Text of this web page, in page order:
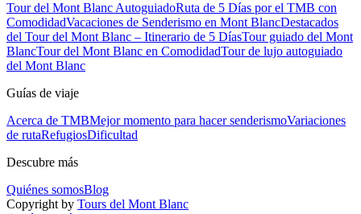
Tour del Mont Blanc AutoguiadoRuta de 5 Días por el TMB con
ComodidadVacaciones de Senderismo en Mont BlancDestacados
del Tour del Mont Blanc – Itinerario de 5 DíasTour guiado del Mont
BlancTour del Mont Blanc en ComodidadTour de lujo autoguiado
del Mont Blanc
Guías de viaje
Acerca de TMBMejor momento para hacer senderismoVariaciones
de rutaRefugiosDificultad
Descubre más
Quiénes somosBlog
Copyright by Tours del Mont Blanc